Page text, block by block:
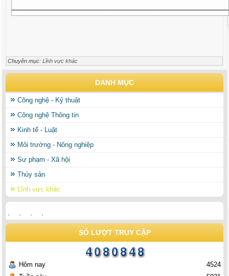
Chuyên mục:Lĩnh vực khác
DANH MỤC
Công nghệ - Kỹ thuật
Công nghệ Thông tin
Kinh tế - Luật
Môi trường - Nông nghiệp
Sư phạm - Xã hội
Thủy sản
Lĩnh vực khác
SỐ LƯỢT TRUY CẬP
Hôm nay
4524